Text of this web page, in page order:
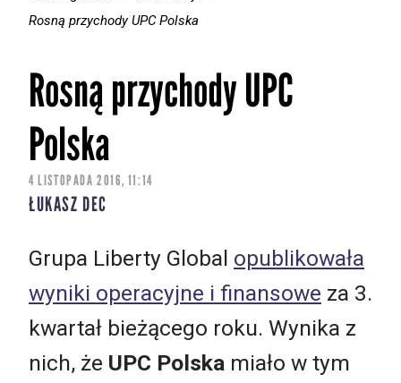
Rosną przychody UPC Polska
Rosną przychody UPC
Polska
4 LISTOPADA 2016, 11:14
ŁUKASZ DEC
Grupa Liberty Global opublikowała
wyniki operacyjne i finansowe za 3.
kwartał bieżącego roku. Wynika z
nich, że UPC Polska miało w tym